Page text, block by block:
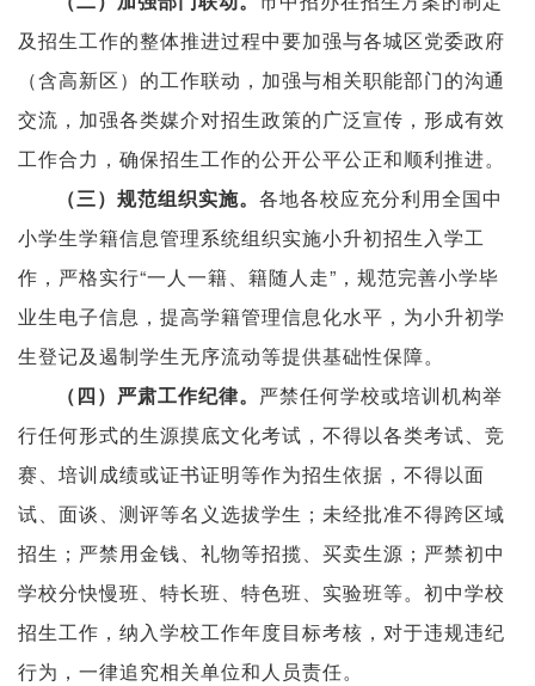
及招生工作的整体推进过程中要加强与各城区党委政府
（含高新区）的工作联动，加强与相关职能部门的沟通
交流，加强各类媒介对招生政策的广泛宣传，形成有效
工作合力，确保招生工作的公开公平公正和顺利推进。
（三）规范组织实施。 各地各校应充分利用全国中
小学生学籍信息管理系统组织实施小升初招生入学工
作，严格实行“一人一籍、籍随人走”，规范完善小学毕
业生电子信息，提高学籍管理信息化水平，为小升初学
生登记及遏制学生无序流动等提供基础性保障。
（四）严肃工作纪律。 严禁任何学校或培训机构举
行任何形式的生源摸底文化考试，不得以各类考试、竞
赛、培训成绩或证书证明等作为招生依据，不得以面
试、面谈、测评等名义选拔学生；未经批准不得跨区域
招生；严禁用金钱、礼物等招揽、买卖生源；严禁初中
学校分快慢班、特长班、特色班、实验班等。初中学校
招生工作，纳入学校工作年度目标考核，对于违规违纪
行为，一律追究相关单位和人员责任。